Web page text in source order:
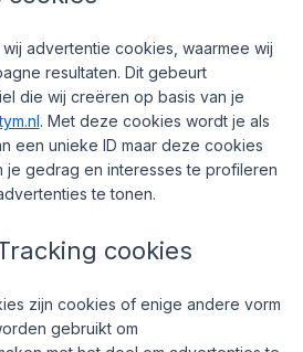
advertentie cookies, waarmee wij
resultaten. Dit gebeurt
die wij creëren op basis van je
. Met deze cookies wordt je als
een unieke ID maar deze cookies
je gedrag en interesses te profileren
te tonen.
cookies
zijn cookies of enige andere vorm
gebruikt om